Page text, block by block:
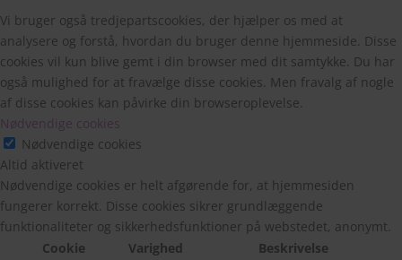
Vi bruger også tredjepartscookies, der hjælper os med at
analysere og forstå, hvordan du bruger denne hjemmeside. Disse
cookies vil kun blive gemt i din browser med dit samtykke. Du har
også mulighed for at fravælge disse cookies. Men fravalg af nogle
af disse cookies kan påvirke din browseroplevelse.
Nødvendige cookies
Nødvendige cookies
Altid aktiveret
Nødvendige cookies er helt afgørende for, at hjemmesiden
fungerer korrekt. Disse cookies sikrer grundlæggende
funktionaliteter og sikkerhedsfunktioner på webstedet, anonymt.
Cookie
Varighed Beskrivelse